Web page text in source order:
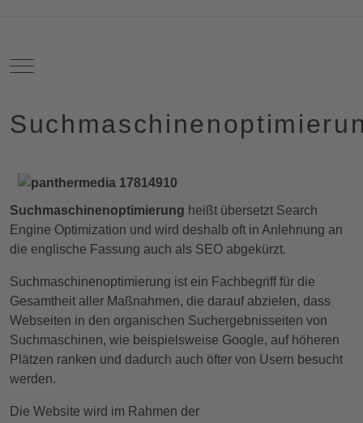
Mobile Menu Toggle
Suchmaschinenoptimierung heißt übersetzt Search
Engine Optimization und wird deshalb oft in Anlehnung an
die englische Fassung auch als SEO abgekürzt.
Suchmaschinenoptimierung ist ein Fachbegriff für die
Gesamtheit aller Maßnahmen, die darauf abzielen, dass
Webseiten in den organischen Suchergebnisseiten von
Suchmaschinen, wie beispielsweise Google, auf höheren
Plätzen ranken und dadurch auch öfter von Usern besucht
werden.
Die Website wird im Rahmen der